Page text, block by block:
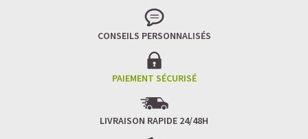
CONSEILS PERSONNALISÉS
PAIEMENT SÉCURISÉ
LIVRAISON RAPIDE 24/48H